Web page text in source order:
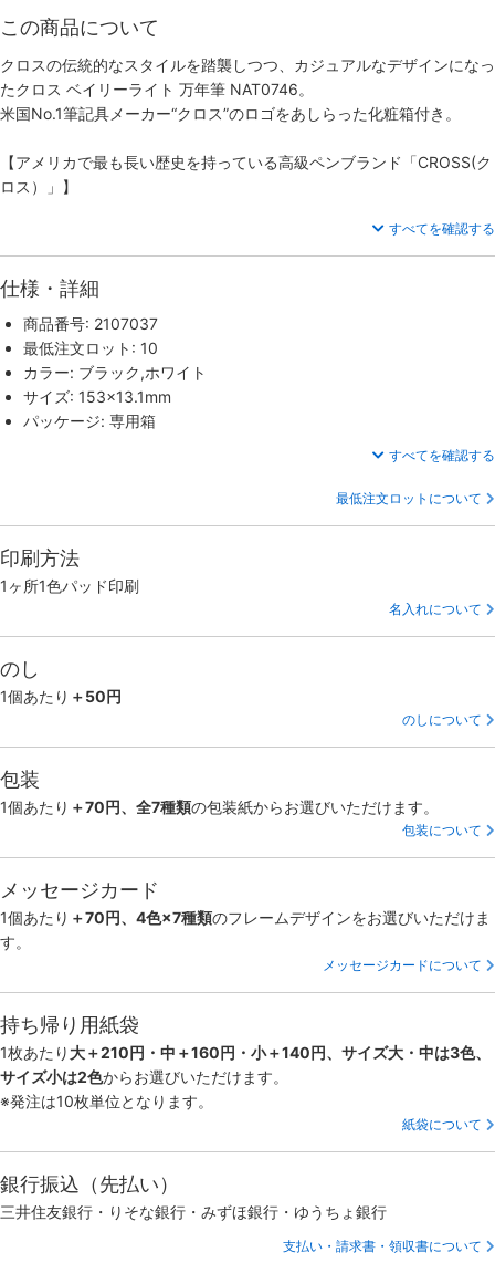
この商品について
クロスの伝統的なスタイルを踏襲しつつ、カジュアルなデザインになっ
たクロス ベイリーライト 万年筆 NAT0746。
米国No.1筆記具メーカー“クロス”のロゴをあしらった化粧箱付き。
【アメリカで最も長い歴史を持っている高級ペンブランド「CROSS(ク
ロス）」】
すべてを確認する
仕様・詳細
商品番号: 2107037
最低注文ロット: 10
カラー: ブラック,ホワイト
サイズ: 153×13.1mm
パッケージ: 専用箱
すべてを確認する
最低注文ロットについて
印刷方法
1ヶ所1色パッド印刷
名入れについて
のし
1個あたり ＋50円
のしについて
包装
1個あたり ＋70円、全7種類の包装紙からお選びいただけます。
包装について
メッセージカード
1個あたり ＋70円、4色×7種類のフレームデザインをお選びいただけま
す。
メッセージカードについて
持ち帰り用紙袋
1枚あたり 大＋210円・中＋160円・小＋140円、サイズ大・中は3色、
サイズ小は2色からお選びいただけます。
※発注は10枚単位となります。
紙袋について
銀行振込（先払い）
三井住友銀行・りそな銀行・みずほ銀行・ゆうちょ銀行
支払い・請求書・領収書について